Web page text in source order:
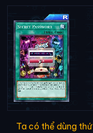
Ta có thể dùng